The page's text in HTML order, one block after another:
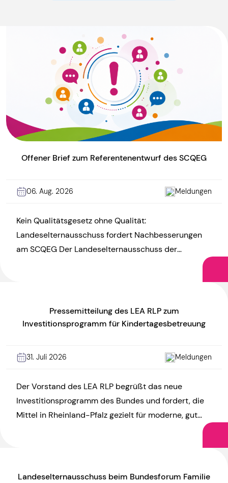
Offener Brief zum Referentenentwurf des SCQEG
06. Aug. 2026 Meldungen
Kein Qualitätsgesetz ohne Qualität:
Landeselternausschuss fordert Nachbesserungen
am SCQEG Der Landeselternausschuss der
(SCQEG) und […]Pressemitteilung des LEA RLP zum
Investitionsprogramm für Kindertagesbetreuung
31. Juli 2026 Meldungen
Der Vorstand des LEA RLP begrüßt das neue
Investitionsprogramm des Bundes und fordert, die
Mittel in Rheinland-Pfalz gezielt für moderne, gut
Landeselternausschuss beim Bundesforum Familie